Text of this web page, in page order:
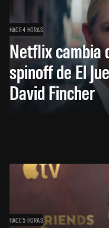
HACE 4 HORAS
Netflix cambia
spinoff de El
David Fincher
HACE 5 HORAS